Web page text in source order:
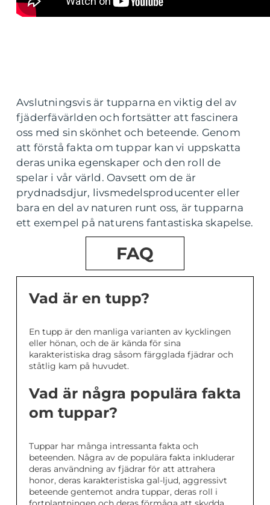
Avslutningsvis är tupparna en viktig del av
fjäderfävärlden och fortsätter att fascinera
oss med sin skönhet och beteende. Genom
att förstå fakta om tuppar kan vi uppskatta
deras unika egenskaper och den roll de
spelar i vår värld. Oavsett om de är
prydnadsdjur, livsmedelsproducenter eller
bara en del av naturen runt oss, är tupparna
ett exempel på naturens fantastiska skapelse.
FAQ
Vad är en tupp?
En tupp är den manliga varianten av kycklingen
eller hönan, och de är kända för sina
karakteristiska drag såsom färgglada fjädrar och
ståtlig kam på huvudet.
Vad är några populära fakta
om tuppar?
Tuppar har många intressanta fakta och
beteenden. Några av de populära fakta inkluderar
deras användning av fjädrar för att attrahera
honor, deras karakteristiska gal-ljud, aggressivt
beteende gentemot andra tuppar, deras roll i